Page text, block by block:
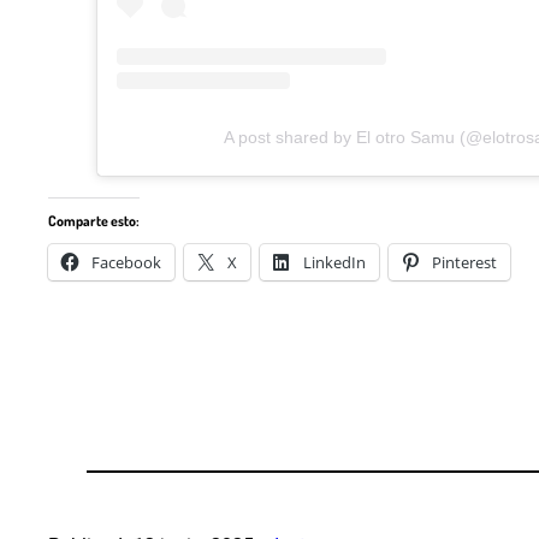
A post shared by El otro Samu
Comparte esto:
Facebook X LinkedIn Pinterest